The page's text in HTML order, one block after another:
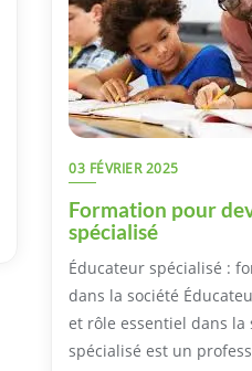
03 FÉVRIER 2025
Formation pour
spécialisé
Éducateur spécialisé :
dans la société
et rôle essentiel dans la
spécialisé est un